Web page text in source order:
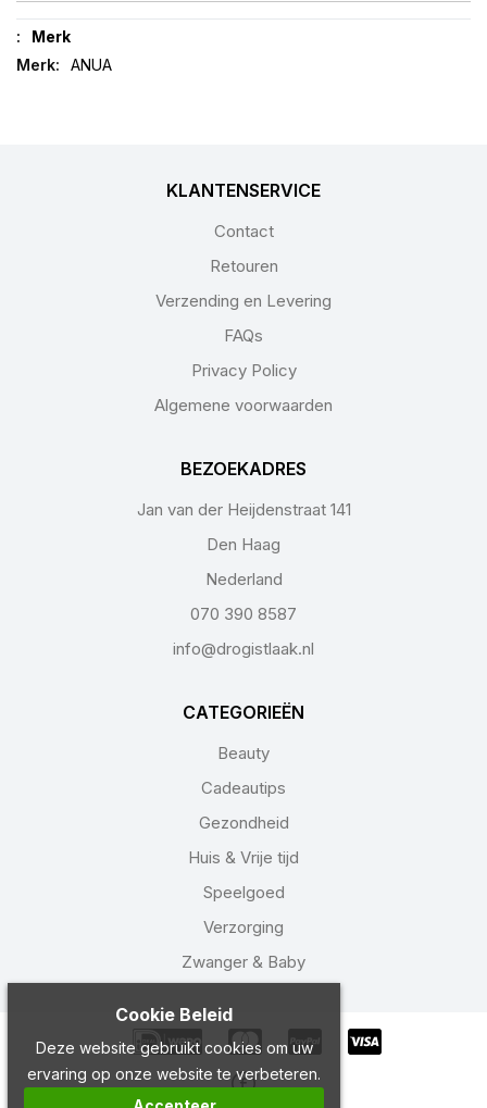
Meer
informatie
Merk
ANUA
KLANTENSERVICE
Contact
Retouren
Verzending en Levering
FAQs
Privacy Policy
Algemene voorwaarden
BEZOEKADRES
Jan van der Heijdenstraat 141
Den Haag
Nederland
070 390 8587
info@drogistlaak.nl
CATEGORIEËN
Beauty
Cadeautips
Gezondheid
Huis & Vrije tijd
Speelgoed
Verzorging
Zwanger & Baby
Cookie Beleid
Deze website gebruikt cookies om uw
ervaring op onze website te verbeteren.